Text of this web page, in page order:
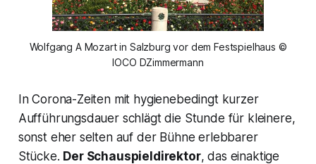
Wolfgang A Mozart in Salzburg vor dem Festspielhaus ©
IOCO DZimmermann
In Corona-Zeiten mit hygienebedingt kurzer
Aufführungsdauer schlägt die Stunde für kleinere,
sonst eher selten auf der Bühne erlebbarer
Stücke. Der Schauspieldirektor, das einaktige